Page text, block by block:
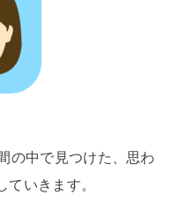
の中で見つけた、思わ
いきます。